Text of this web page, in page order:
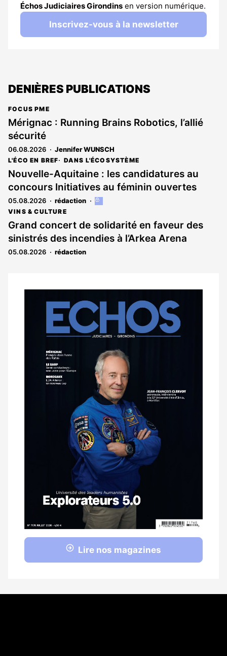
Échos Judiciaires Girondins en version numérique.
Inscrivez-vous à la newsletter
DENIÈRES PUBLICATIONS
FOCUS PME
Mérignac : Running Brains Robotics, l’allié
sécurité
06.08.2026 Jennifer WUNSCH
L'ÉCO EN BREF DANS L'ÉCOSYSTÈME
Nouvelle-Aquitaine : les candidatures au
concours Initiatives au féminin ouvertes
05.08.2026 rédaction
Cet
réservé
aux
VINS & CULTURE
Grand concert de solidarité en faveur des
sinistrés des incendies à l’Arkea Arena
05.08.2026 rédaction
dernier
magazine
Lire nos magazines